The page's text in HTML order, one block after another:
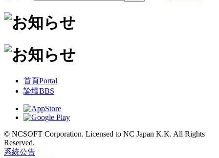
首頁Portal
論壇BBS
© NCSOFT Corporation. Licensed to NC Japan K.K. All Rights
Reserved.
系統公告